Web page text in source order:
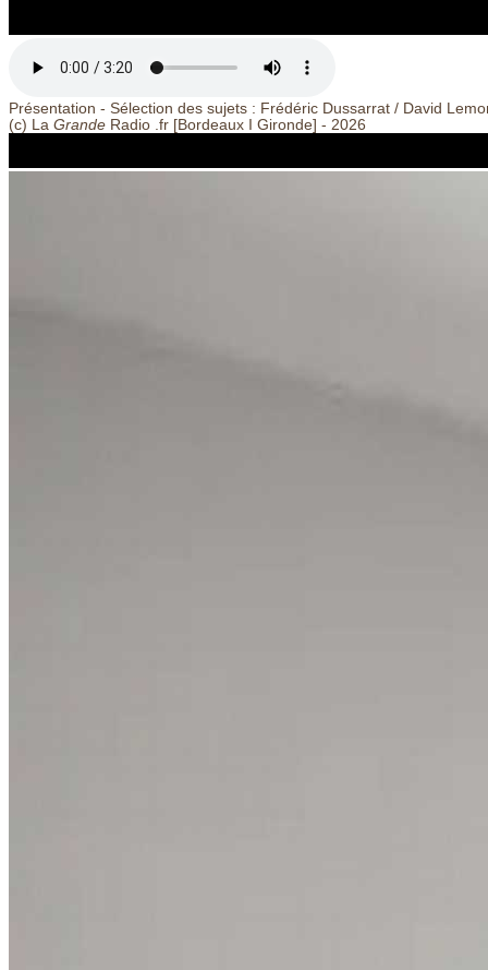
Présentation - Sélection des sujets : Frédéric Dussarrat / David
(c) La Grande Radio .fr [Bordeaux Gironde] - 2026